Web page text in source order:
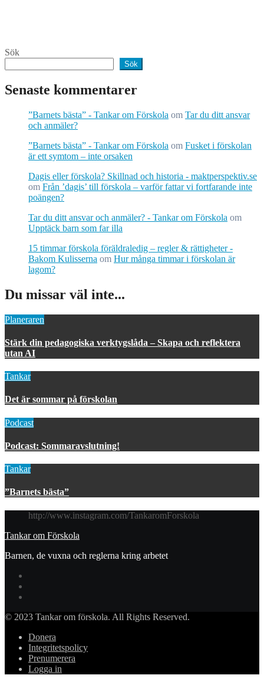
Sök
Sök
Senaste kommentarer
”Barnets bästa” - Tankar om Förskola om Tar du ditt ansvar
och anmäler?
”Barnets bästa” - Tankar om Förskola om Fusket i förskolan
är ett symtom – inte orsaken
Dagis eller förskola? Skillnad och historia - maktperspektiv.se
om Från ’dagis’ till förskola – varför fattar vi fortfarande inte
poängen?
Tar du ditt ansvar och anmäler? - Tankar om Förskola om
Upptäck barn som far illa
15 timmar förskola föräldraledig – regler & rättigheter -
Bakom Kulisserna om Hur många timmar i förskolan är
lagom?
Du missar väl inte...
Planeraren
Stärk din pedagogiska verktygslåda – Skapa och reflektera
utan AI
Tankar
Det är sommar på förskolan
Podcast
Podcast: Sommaravslutning!
Tankar
”Barnets bästa”
http://www.instagram.com/TankaromForskola
Tankar om Förskola
Barnen, de vuxna och reglerna kring arbetet
© 2023 Tankar om förskola. All Rights Reserved.
Donera
Integritetspolicy
Prenumerera
Logga in